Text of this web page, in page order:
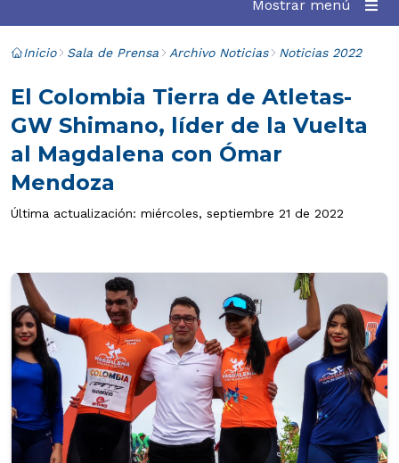
Mostrar menú
Inicio Sala de Prensa Archivo Noticias Noticias 2022
El Colombia Tierra de Atletas-
GW Shimano, líder de la Vuelta
al Magdalena con Ómar
Mendoza
Última actualización: miércoles, septiembre 21 de 2022